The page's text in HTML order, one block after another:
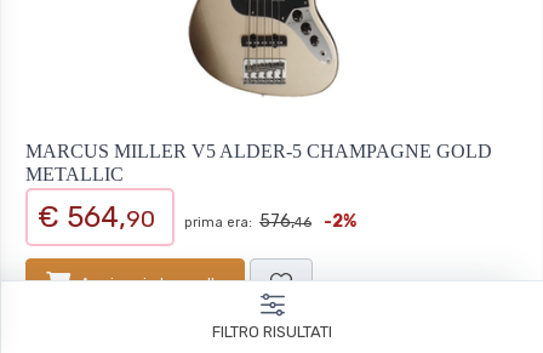
MARCUS MILLER V5 ALDER-5 CHAMPAGNE GOLD
METALLIC
€ 564,90 prima era: 576,46 -2%
Aggiungi al carrello
FILTRO RISULTATI